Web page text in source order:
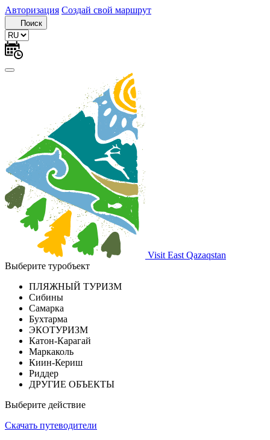
Авторизация Создай свой маршрут
Поиск
Visit East Qazaqstan
Выберите туробъект
ПЛЯЖНЫЙ ТУРИЗМ
Сибины
Самарка
Бухтарма
ЭКОТУРИЗМ
Катон-Карагай
Маркаколь
Киин-Кериш
Риддер
ДРУГИЕ ОБЪЕКТЫ
Выберите действие
Скачать путеводители